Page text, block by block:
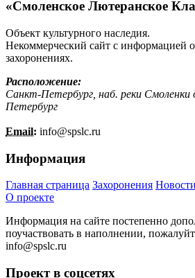
«Смоленское Лютеранское
Объект культурного наследия.
Некоммерческий сайт с информацией
захоронениях.
Расположение:
Санкт-Петербург, наб. реки
Петербург
Email: info@spslc.ru
Информация
Главная страница Захоронения Новости
О проекте
Информация на сайте постепенно
поучаствовать в наполнении,
info@spslc.ru
Проект в соцсетях